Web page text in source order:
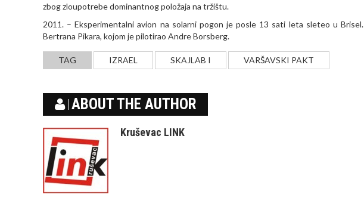
zbog zloupotrebe dominantnog položaja na tržištu.
2011. – Eksperimentalni avion na solarni pogon je posle 13 sati leta sleteo u
Bertrana Pikara, kojom je pilotirao Andre Borsberg.
TAG IZRAEL SKAJLAB I VARŠAVSKI PAKT
ABOUT THE AUTHOR
Kruševac LINK